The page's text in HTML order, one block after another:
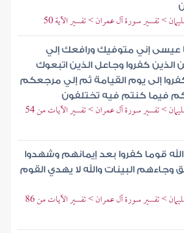
> تفسير سورة آل عمران > تفسير الآية 50
يا عيسى إني متوفيك ورافعك إلي
كفروا وجاعل الذين اتبعوك
إلى يوم القيامة ثم إلي مرجعكم
فيما كنتم فيه تختلفون
تفسير مقاتل بن سليمان > تفسير سورة آل عمران > تفسير الآيات من 54
قوما كفروا بعد إيمانهم وشهدوا
وجاءهم البينات والله لا يهدي القوم
تفسير مقاتل بن سليمان > تفسير سورة آل عمران > تفسير الآيات من 86